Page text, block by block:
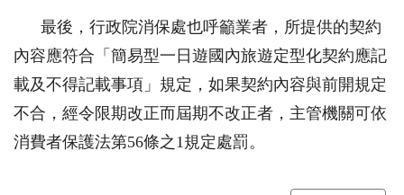
最後，行政院消保處也呼籲業者，所提供的契約
內容應符合「簡易型一日遊國內旅遊定型化契約應記
載及不得記載事項」規定，如果契約內容與前開規定
不合，經令限期改正而屆期不改正者，主管機關可依
消費者保護法第56條之1規定處罰。